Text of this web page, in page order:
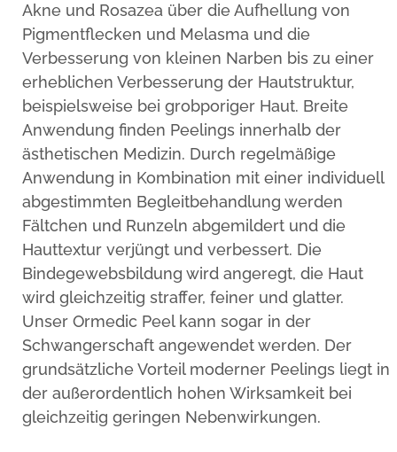
Akne und Rosazea über die Aufhellung von
Pigmentflecken und Melasma und die
Verbesserung von kleinen Narben bis zu einer
erheblichen Verbesserung der Hautstruktur,
beispielsweise bei grobporiger Haut. Breite
Anwendung finden Peelings innerhalb der
ästhetischen Medizin. Durch regelmäßige
Anwendung in Kombination mit einer individuell
abgestimmten Begleitbehandlung werden
Fältchen und Runzeln abgemildert und die
Hauttextur verjüngt und verbessert. Die
Bindegewebsbildung wird angeregt, die Haut
wird gleichzeitig straffer, feiner und glatter.
Unser Ormedic Peel kann sogar in der
Schwangerschaft angewendet werden. Der
grundsätzliche Vorteil moderner Peelings liegt in
der außerordentlich hohen Wirksamkeit bei
gleichzeitig geringen Nebenwirkungen.